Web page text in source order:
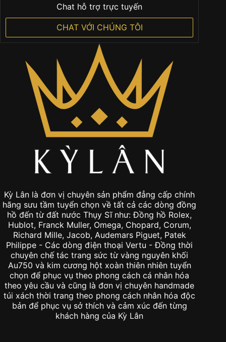
Chat hỗ trợ trực tuyến
CHAT VỚI CHÚNG TÔI
Kỳ Lân là đơn vị chuyên sản phẩm đẳng cấp chính
hãng sưu tầm tuyển chọn về tất cả các dòng đồng
hồ đến từ đất nước Thụy Sĩ như: Đồng hồ Rolex,
Hublot, Franck Muller, Omega, Chopard, Corum,
Richard Mille, Jacob, Audemars Piguet, Patek
Philippe - Các dòng điện thoại Vertu - Đồng thời
chuyên chế tác trang sức từ vàng nguyên khối
Au750 và kim cương hột xoàn thiên nhiên tuyển
chọn để phục vụ theo phong cách cá nhân hóa
theo yêu cầu và cũng là đơn vị chuyên handmade
túi xách thời trang theo phong cách nhân hóa độc
bản để phục vụ sở thích và cảm xúc đến từng
khách hàng của Kỳ Lân